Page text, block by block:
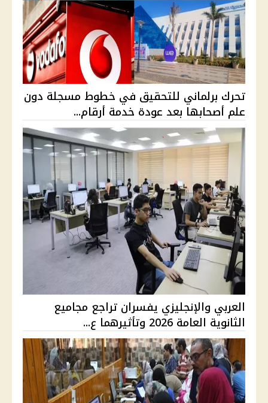
تحرك برلماني للتحقيق في خطوط مسجلة دون
علم أصحابها بعد عودة خدمة أرقام...
العربي والإنجليزي يفسران تراجع مجاميع
الثانوية العامة 2026 وتأثيرهما ع...